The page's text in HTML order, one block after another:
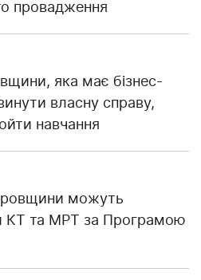
провадження
яка має бізнес-
власну справу,
навчання
можуть
КТ та МРТ за Програмою